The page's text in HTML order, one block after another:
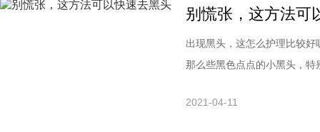
别慌张，这方法可
出现黑头，这怎么护理比较
那么些黑色点点的小黑头，
康，现在我们需要了解黑头
2021-04-11